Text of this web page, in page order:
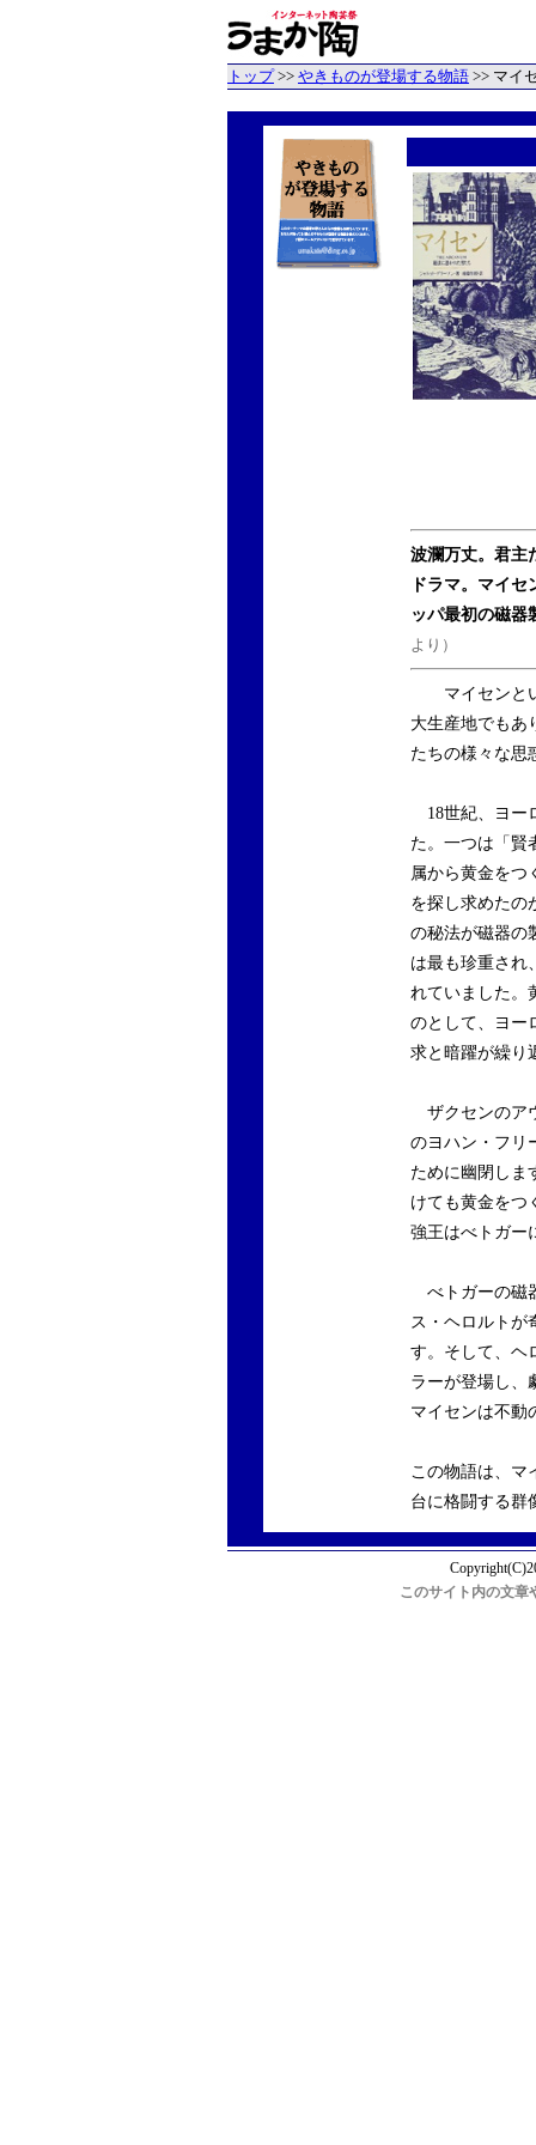
トップ>> やきものが登場する物語 >> マイ
波瀾万丈。君主
ドラマ。マイ
ッパ最初の磁器
より）
マイセンとい
大生産地でもあ
たちの様々な思
18世紀、ヨー
た。一つは「賢
属から黄金をつ
を探し求めたの
の秘法が磁器の
は最も珍重され
れていました。
のとして、ヨー
求と暗躍が繰り
ザクセンのア
のヨハン・フリ
ために幽閉しま
けても黄金をつ
強王はべトガー
べトガーの磁
ス・ヘロルトが
す。そして、ヘ
ラーが登場し、
マイセンは不動
この物語は、マ
台に格闘する群
このサイト内の文章